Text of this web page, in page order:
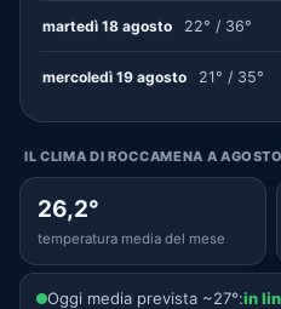
martedì 18 agosto 22° / 36°
mercoledì 19 agosto 21° / 35°
IL CLIMA DI ROCCAMENA A AGOSTO
26,2°
temperatura media del mese
Oggi media prevista ~27°:in